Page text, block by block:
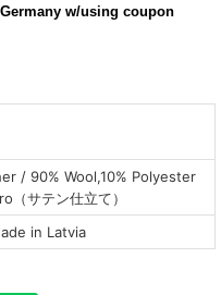
w/using coupon
/ 90% Wool,10% Polyester
（サテン仕立て）
in Latvia